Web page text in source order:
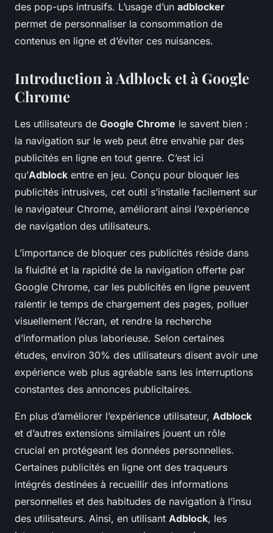
des pop-ups intrusifs. L’usage d’un adblocker
permet de personnaliser la consommation de
contenus en ligne et d’éviter ces nuisances.
Introduction à Adblock et à Google
Chrome
Les utilisateurs de Google Chrome le savent bien :
la navigation sur le web peut être envahie par des
publicités en ligne en tout genre. C’est ici
qu’Adblock entre en jeu. Conçu pour bloquer les
publicités intrusives, cet outil s’installe facilement sur
le navigateur Chrome, améliorant ainsi l’expérience
de navigation des utilisateurs.
L’importance de bloquer ces publicités réside dans
la fluidité et la rapidité de la navigation offerte par
Google Chrome, car les publicités en ligne peuvent
ralentir le temps de chargement des pages, polluer
visuellement l’écran, et rendre la recherche
d’information plus laborieuse. Selon certaines
études, environ 30% des utilisateurs disent avoir une
expérience web plus agréable sans les interruptions
constantes des annonces publicitaires.
En plus d’améliorer l’expérience utilisateur, Adblock
et d’autres extensions similaires jouent un rôle
crucial en protégeant les données personnelles.
Certaines publicités en ligne ont des traqueurs
intégrés destinées à recueillir des informations
personnelles et des habitudes de navigation à l’insu
des utilisateurs. Ainsi, en utilisant Adblock, les